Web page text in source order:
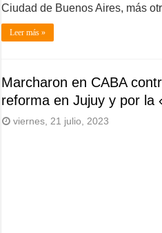
Ciudad de Buenos Aires, más
Leer más »
Marcharon en CABA
reforma en Jujuy y por la
viernes, 21 julio, 2023